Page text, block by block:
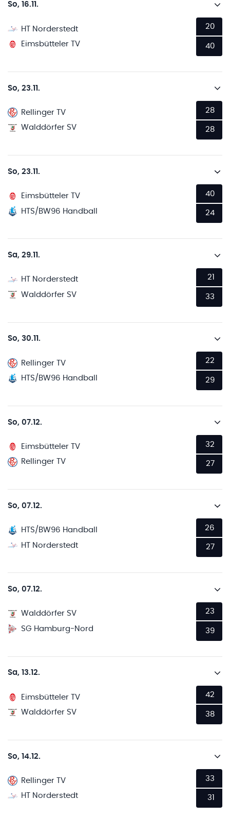
So, 16.11.
HT Norderstedt
Eimsbütteler TV
20
40
So, 23.11.
Rellinger TV
Walddörfer SV
28
28
So, 23.11.
Eimsbütteler TV
HTS/BW96 Handball
40
24
Sa, 29.11.
HT Norderstedt
Walddörfer SV
21
33
So, 30.11.
Rellinger TV
HTS/BW96 Handball
22
29
So, 07.12.
Eimsbütteler TV
Rellinger TV
32
27
So, 07.12.
HTS/BW96 Handball
HT Norderstedt
26
27
So, 07.12.
Walddörfer SV
SG Hamburg-Nord
23
39
Sa, 13.12.
Eimsbütteler TV
Walddörfer SV
42
38
So, 14.12.
Rellinger TV
HT Norderstedt
33
31